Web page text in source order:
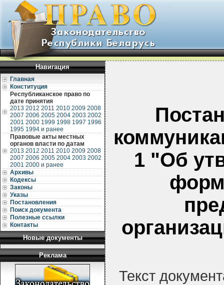
Навигация
Главная
Конституция
Республиканское право по
дате принятия
2013 2012 2011 2010 2009 2008
2007 2006 2005 2004 2003 2002
2001 2000 1999 1998 1997 1996
1995 1994 и ранее
Правовые акты местных
органов власти по датам
2013 2012 2011 2010 2009 2008
2007 2006 2005 2004 2003 2002
2001 2000 и ранее
Архивы
Кодексы
Законы
Указы
Постановления
Поиск документа
Полезные ссылки
Контакты
Новые документы
Реклама
1 "Об
форм
Текст